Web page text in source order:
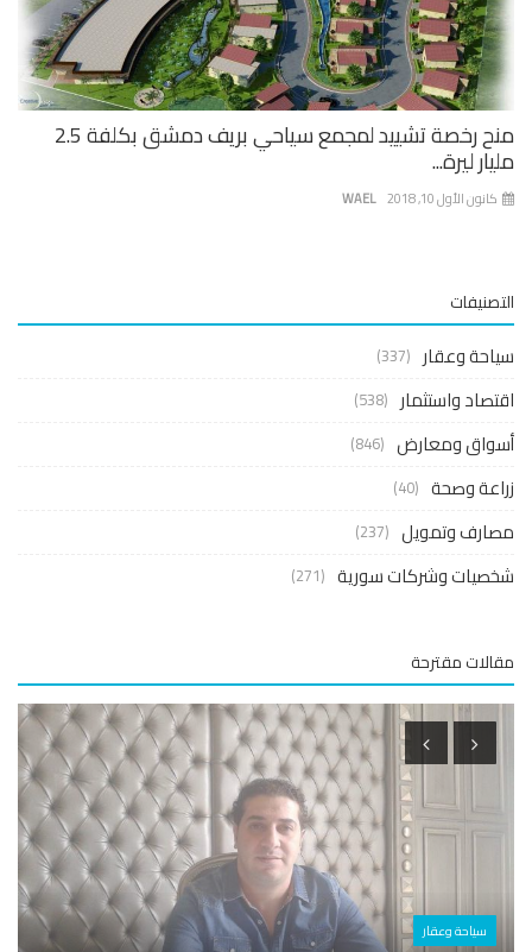
منح رخصة تشييد لمجمع سياحي بريف دمشق بكلفة 2.5
ليرة...
WAEL الأول 10, 2018
وعقار (337)
واستثمار (538)
ومعارض (846)
وصحة (40)
وتمويل (237)
وشركات سورية (271)
مقترحة
سياحة وعقار